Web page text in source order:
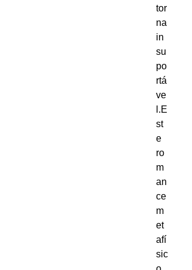
tor
na
in
su
po
rtá
ve
l.E
st
e
ro
m
an
ce
m
et
afí
sic